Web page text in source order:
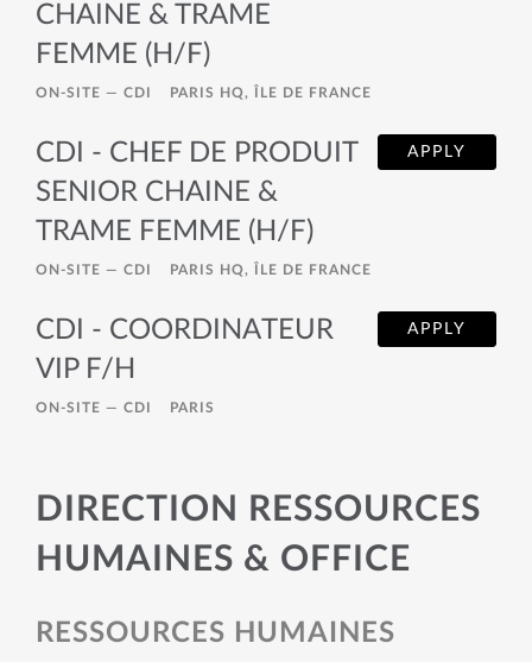
CHAINE & TRAME
FEMME (H/F)
ON-SITE — CDI PARIS HQ, ÎLE DE FRANCE
APPLY
CDI - CHEF DE PRODUIT
SENIOR CHAINE &
TRAME FEMME (H/F)
ON-SITE — CDI PARIS HQ, ÎLE DE FRANCE
APPLY
CDI - COORDINATEUR
VIP F/H
ON-SITE — CDI PARIS
DIRECTION RESSOURCES
HUMAINES & OFFICE
RESSOURCES HUMAINES